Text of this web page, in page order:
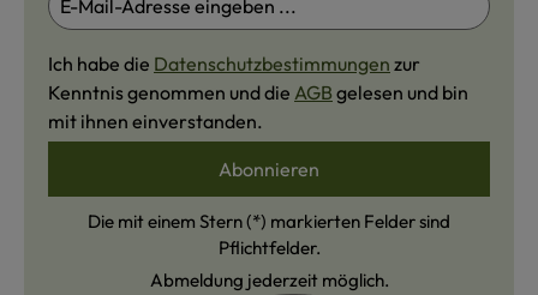
Ich habe die Datenschutzbestimmungen zur
Kenntnis genommen und die AGB gelesen und bin
mit ihnen einverstanden.
Abonnieren
Die mit einem Stern (*) markierten Felder sind
Pflichtfelder.
Abmeldung jederzeit möglich.